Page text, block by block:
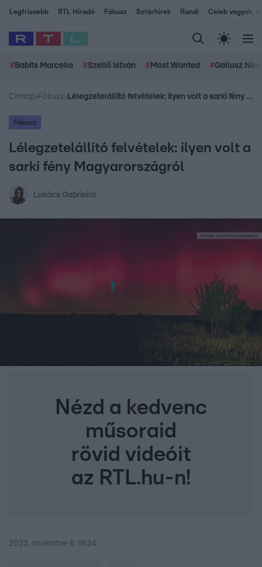
Legfrissebb RTL Híradó Fókusz Sztárhírek Randi Celeb vagyok,
# Babits Marcella #Szellő István # Most Wanted #Gallusz
Címlap› Fókusz› Lélegzetelállító felvételek: ilyen volt a sarki fény Magyarországról
Fókusz
Lélegzetelállító felvételek: ilyen volt a
sarki fény Magyarországról
Lukács Gabriella
Nézd a kedvenc
műsoraid
rövid videóit
az RTL.hu-n!
2023. november 6. 18:34